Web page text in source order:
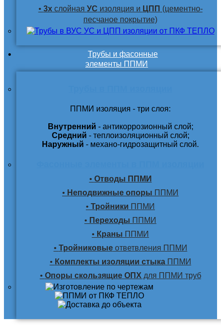
• 3хслойная УС изоляция и ЦПП (цементно-
песчаное покрытие)
Трубы и фасонные
элементы ППМИ
ППМИ изоляция - три слоя:
Внутренний - антикоррозионный слой;
Средний - теплоизоляционный слой;
Наружный - механо-гидрозащитный слой.
• Отводы ППМИ
• Неподвижные опоры ППМИ
• Тройники ППМИ
• Переходы ППМИ
• Краны ППМИ
• Тройниковыеответвления ППМИ
• Комплекты изоляции стыкаППМИ
• Опоры скользящие ОПХ для ППМИ труб